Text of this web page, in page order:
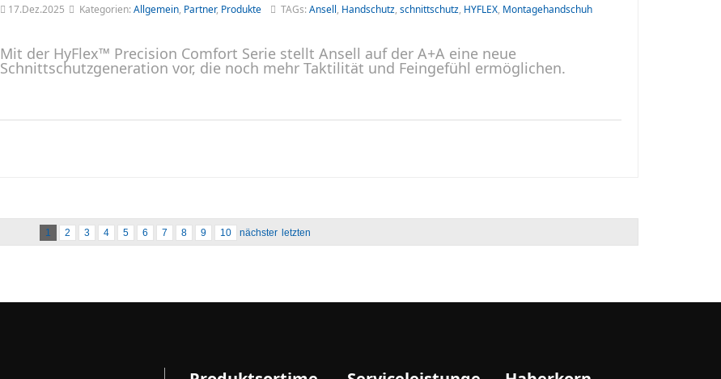
17.Dez.2025 Kategorien:Allgemein, Partner, Produkte TAGs:Ansell, Handschutz, schnittschutz, HYFLEX, Montagehandschuh
Mit der HyFlex™ Precision Comfort Serie stellt Ansell auf der A+A eine neue
Schnittschutzgeneration vor, die noch mehr Taktilität und Feingefühl ermöglichen.
1 2 3 4 5 6 7 8 9 10 nächster letzten